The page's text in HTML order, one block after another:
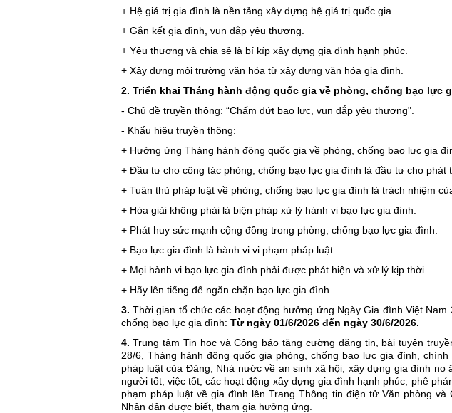
+ Hệ giá trị gia đình là nền tảng xây dựng hệ giá trị quốc gia.
+ Gắn kết gia đình, vun đắp yêu thương.
+ Yêu thương và chia sẻ là bí kíp xây dựng gia đình hạnh phúc.
+ Xây dựng môi trường văn hóa từ xây dựng văn hóa gia đình.
2. Triển khai Tháng hành động quốc gia về phòng, chống bạo lực
- Chủ đề truyền thông: “Chấm dứt bạo lực, vun đắp yêu thương".
- Khẩu hiệu truyền thông:
+ Hưởng ứng Tháng hành động quốc gia về phòng, chống bạo lực gia
+ Đầu tư cho công tác phòng, chống bạo lực gia đình là đầu tư cho phát
+ Tuân thủ pháp luật về phòng, chống bạo lực gia đình là trách nhiệm
+ Hòa giải không phải là biện pháp xử lý hành vi bạo lực gia đình.
+ Phát huy sức mạnh cộng đồng trong phòng, chống bạo lực gia đình.
+ Bạo lực gia đình là hành vi vi phạm pháp luật.
+ Mọi hành vi bạo lực gia đình phải được phát hiện và xử lý kịp thời.
+ Hãy lên tiếng để ngăn chặn bạo lực gia đình.
3. Thời gian tổ chức các hoạt động hưởng ứng Ngày Gia đình Việt Nam
chống bạo lực gia đình: Từ ngày 01/6/2026 đến ngày 30/6/2026.
4. Trung tâm Tin học và Công báo tăng cường đăng tin, bài tuyên
28/6, Tháng hành động quốc gia phòng, chống bạo lực gia đình,
pháp luật của Đảng, Nhà nước về an sinh xã hội, xây dựng gia đình no
người tốt, việc tốt, các hoạt động xây dựng gia đình hạnh phúc; phê
phạm pháp luật về gia đình lên Trang Thông tin điện tử Văn phòng
Nhân dân được biết, tham gia hưởng ứng.